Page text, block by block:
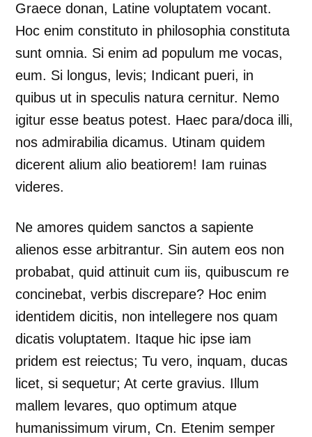
Graece donan, Latine voluptatem vocant.
Hoc enim constituto in philosophia constituta
sunt omnia. Si enim ad populum me vocas,
eum. Si longus, levis; Indicant pueri, in
quibus ut in speculis natura cernitur. Nemo
igitur esse beatus potest. Haec para/doca illi,
nos admirabilia dicamus. Utinam quidem
dicerent alium alio beatiorem! Iam ruinas
videres.
Ne amores quidem sanctos a sapiente
alienos esse arbitrantur. Sin autem eos non
probabat, quid attinuit cum iis, quibuscum re
concinebat, verbis discrepare? Hoc enim
identidem dicitis, non intellegere nos quam
dicatis voluptatem. Itaque hic ipse iam
pridem est reiectus; Tu vero, inquam, ducas
licet, si sequetur; At certe gravius. Illum
mallem levares, quo optimum atque
humanissimum virum, Cn. Etenim semper